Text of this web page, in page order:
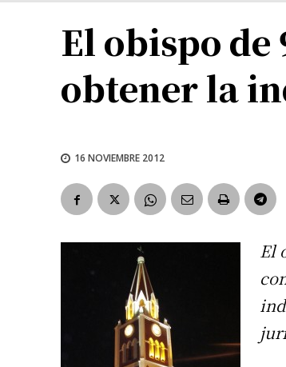
El obispo de
obtener la
16 NOVIEMBRE 2012
El